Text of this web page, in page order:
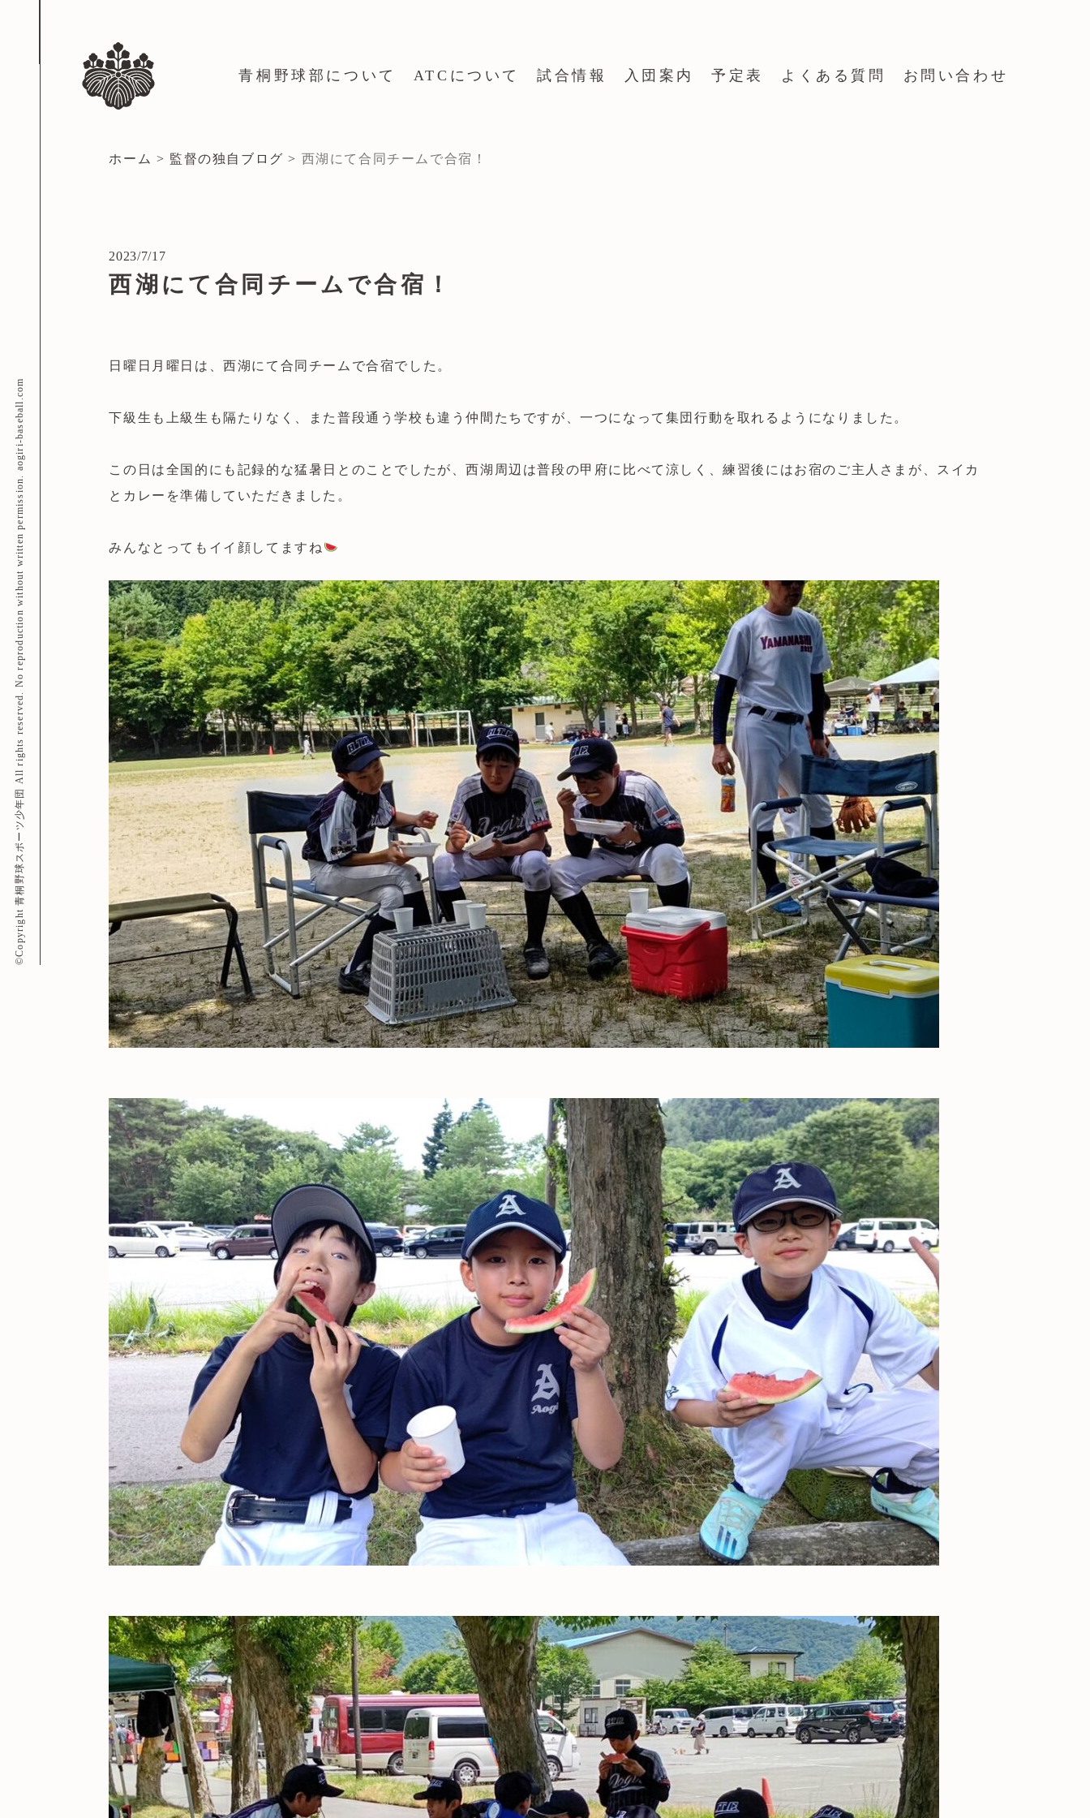
青桐野球部について ATCについて 試合情報 入団案内 予定表 よくある質問 お問い合わせ
©Copyright 青桐野球スポーツ少年団 All rights reserved. No reproduction without written permission. aogiri-baseball.com
ホーム > 監督の独自ブログ > 西湖にて合同チームで合宿！
2023/7/17
西湖にて合同チームで合宿！
日曜日月曜日は、西湖にて合同チームで合宿でした。
下級生も上級生も隔たりなく、また普段通う学校も違う仲間たちですが、一つになって集団行動を取れるようになりました。
この日は全国的にも記録的な猛暑日とのことでしたが、西湖周辺は普段の甲府に比べて涼しく、練習後にはお宿のご主人さまが、スイカ
とカレーを準備していただきました。
みんなとってもイイ顔してますね